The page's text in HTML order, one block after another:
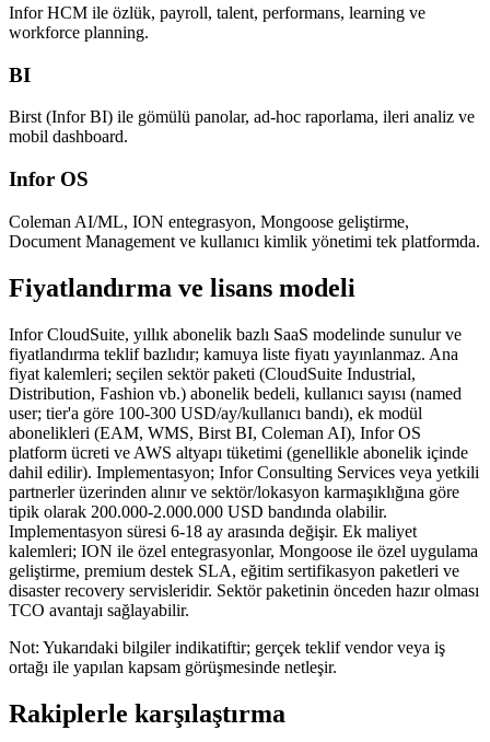
Infor HCM ile özlük, payroll, talent, performans, learning ve
workforce planning.
BI
Birst (Infor BI) ile gömülü panolar, ad-hoc raporlama, ileri analiz ve
mobil dashboard.
Infor OS
Coleman AI/ML, ION entegrasyon, Mongoose geliştirme,
Document Management ve kullanıcı kimlik yönetimi tek platformda.
Fiyatlandırma ve lisans modeli
Infor CloudSuite, yıllık abonelik bazlı SaaS modelinde sunulur ve
fiyatlandırma teklif bazlıdır; kamuya liste fiyatı yayınlanmaz. Ana
fiyat kalemleri; seçilen sektör paketi (CloudSuite Industrial,
Distribution, Fashion vb.) abonelik bedeli, kullanıcı sayısı (named
user; tier'a göre 100-300 USD/ay/kullanıcı bandı), ek modül
abonelikleri (EAM, WMS, Birst BI, Coleman AI), Infor OS
platform ücreti ve AWS altyapı tüketimi (genellikle abonelik içinde
dahil edilir). Implementasyon; Infor Consulting Services veya yetkili
partnerler üzerinden alınır ve sektör/lokasyon karmaşıklığına göre
tipik olarak 200.000-2.000.000 USD bandında olabilir.
Implementasyon süresi 6-18 ay arasında değişir. Ek maliyet
kalemleri; ION ile özel entegrasyonlar, Mongoose ile özel uygulama
geliştirme, premium destek SLA, eğitim sertifikasyon paketleri ve
disaster recovery servisleridir. Sektör paketinin önceden hazır olması
TCO avantajı sağlayabilir.
Not: Yukarıdaki bilgiler indikatiftir; gerçek teklif vendor veya iş
ortağı ile yapılan kapsam görüşmesinde netleşir.
Rakiplerle karşılaştırma